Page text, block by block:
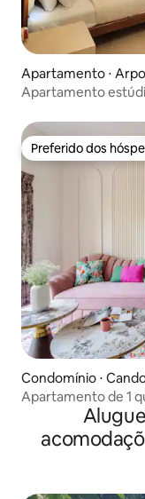
Apartamento ⋅
Apartamento
Preferido dos
Preferido dos
Condomínio ⋅
Apartamento de 1
academia |